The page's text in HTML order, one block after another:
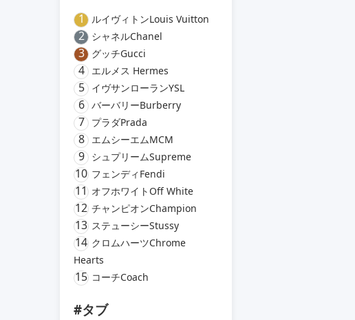
1 ルイヴィトンLouis Vuitton
2 シャネルChanel
3 グッチGucci
4 エルメス Hermes
5 イヴサンローランYSL
6 バーバリーBurberry
7 プラダPrada
8 エムシーエムMCM
9 シュプリームSupreme
10 フェンディFendi
11 オフホワイトOff White
12 チャンピオンChampion
13 ステューシーStussy
14 クロムハーツChrome
Hearts
15 コーチCoach
#タブ